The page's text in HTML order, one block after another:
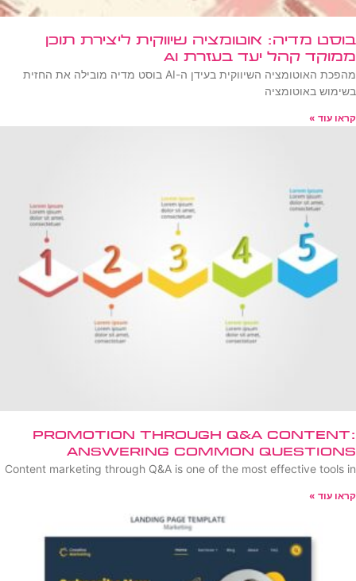
בוסט מדיה: אוטומציה שיווקית ליצירת תוכן
ממוקד קהל יעד בעזרת AI
מהפכת האוטומציה השיווקית בעידן ה-AI בוסט מדיה מובילה את החזית
בשימוש באוטומציה
קראו עוד »
Promotion Through Q&A Content:
Answering Common Questions
Content marketing through Q&A is one of the most effective tools in
קראו עוד »